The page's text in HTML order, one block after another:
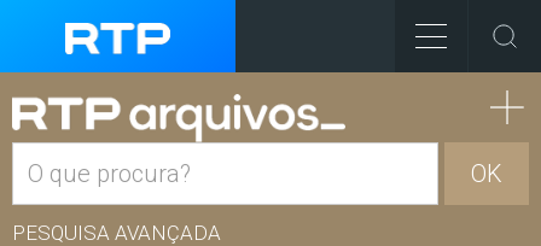
OK
PESQUISA AVANÇADA